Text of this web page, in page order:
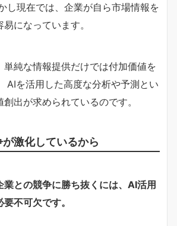
し現在では、企業が自ら市場情報を
になっています。
単純な情報提供だけでは付加価値を
AIを活用した高度な分析や予測とい
出が求められているのです。
激化しているから
業との競争に勝ち抜くには、AI活用
不可欠です。